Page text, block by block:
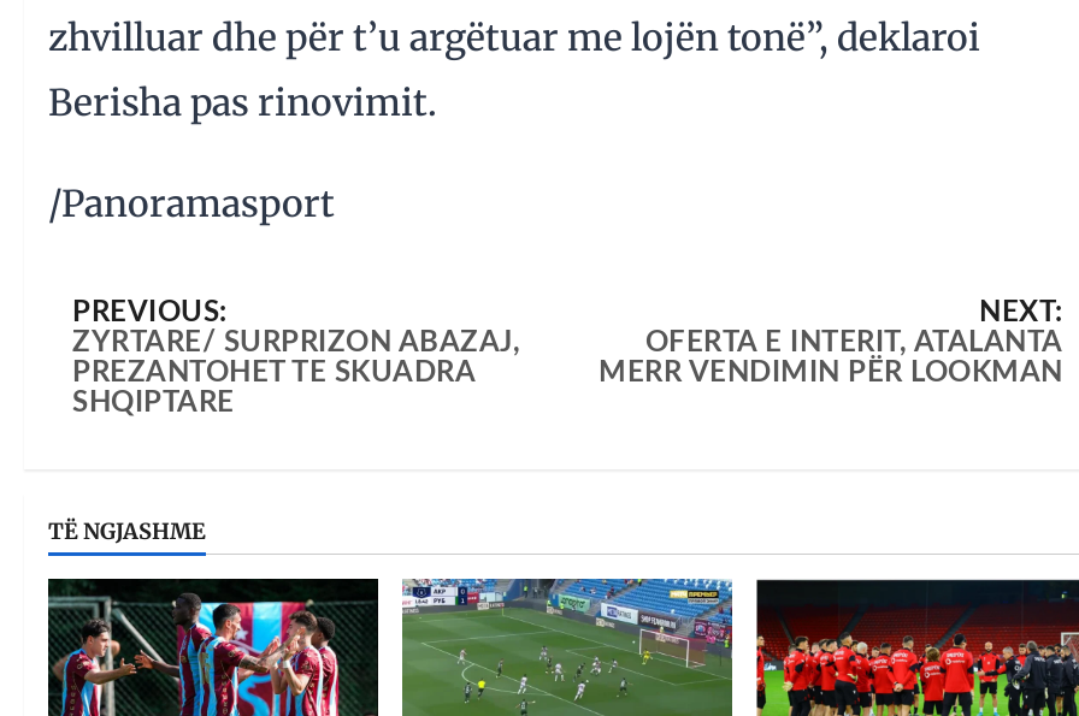
zhvilluar dhe për t’u argëtuar me lojën tonë”, deklaroi
Berisha pas rinovimit.
/Panoramasport
PREVIOUS:
ZYRTARE/ SURPRIZON ABAZAJ,
PREZANTOHET TE SKUADRA
SHQIPTARE
NEXT:
OFERTA E INTERIT, ATALANTA
MERR VENDIMIN PËR LOOKMAN
TË NGJASHME